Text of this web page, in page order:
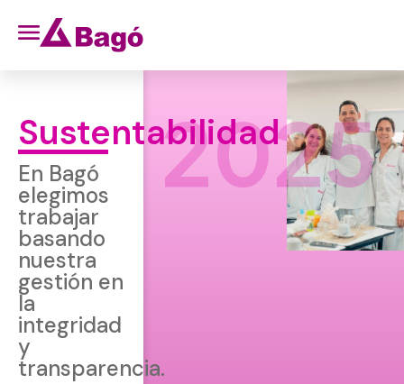
Sustentabilidad
En Bagó
elegimos
trabajar
basando
nuestra
gestión en
la
integridad
y
transparencia.
2025